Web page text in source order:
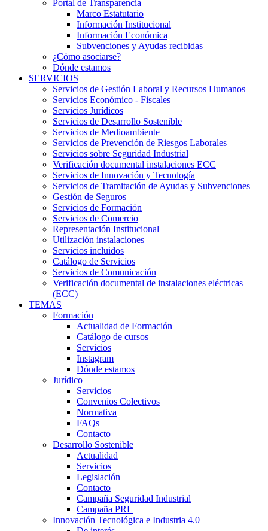
Portal de Transparencia
Marco Estatutario
Información Institucional
Información Económica
Subvenciones y Ayudas recibidas
¿Cómo asociarse?
Dónde estamos
SERVICIOS
Servicios de Gestión Laboral y Recursos Humanos
Servicios Económico - Fiscales
Servicios Jurídicos
Servicios de Desarrollo Sostenible
Servicios de Medioambiente
Servicios de Prevención de Riesgos Laborales
Servicios sobre Seguridad Industrial
Verificación documental instalaciones ECC
Servicios de Innovación y Tecnología
Servicios de Tramitación de Ayudas y Subvenciones
Gestión de Seguros
Servicios de Formación
Servicios de Comercio
Representación Institucional
Utilización instalaciones
Servicios incluidos
Catálogo de Servicios
Servicios de Comunicación
Verificación documental de instalaciones eléctricas
(ECC)
TEMAS
Formación
Actualidad de Formación
Catálogo de cursos
Servicios
Instagram
Dónde estamos
Jurídico
Servicios
Convenios Colectivos
Normativa
FAQs
Contacto
Desarrollo Sostenible
Actualidad
Servicios
Legislación
Contacto
Campaña Seguridad Industrial
Campaña PRL
Innovación Tecnológica e Industria 4.0